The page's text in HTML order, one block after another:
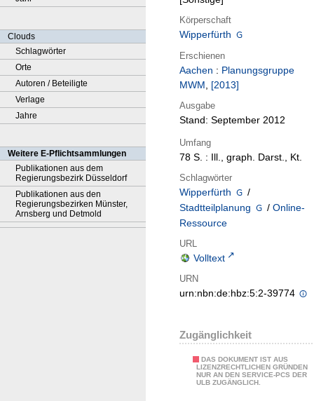
Clouds
Schlagwörter
Orte
Autoren / Beteiligte
Verlage
Jahre
Weitere E-Pflichtsammlungen
Publikationen aus dem
Regierungsbezirk Düsseldorf
Publikationen aus den
Regierungsbezirken Münster,
Arnsberg und Detmold
Körperschaft
Wipperfürth
Erschienen
Aachen : Planungsgruppe
MWM, [2013]
Ausgabe
Stand: September 2012
Umfang
78 S. : Ill., graph. Darst., Kt.
Schlagwörter
Wipperfürth
/
Stadtteilplanung
/ Online-
Ressource
URL
Volltext
URN
urn:nbn:de:hbz:5:2-39774
Zugänglichkeit
DAS DOKUMENT IST AUS
LIZENZRECHTLICHEN GRÜNDEN
NUR AN DEN SERVICE-PCS DER
ULB ZUGÄNGLICH.